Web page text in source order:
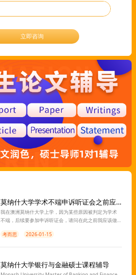
立即咨询
莫纳什大学学术不端申诉听证会之前应该做哪些准备？
我在澳洲莫纳什大学上学，因为某些原因被判定为学术
不端，后续要参加申诉听证会，请问在此之前我应该做
起参加听证会吗？
考而思 2026-01-15
莫纳什大学银行与金融硕士课程辅导